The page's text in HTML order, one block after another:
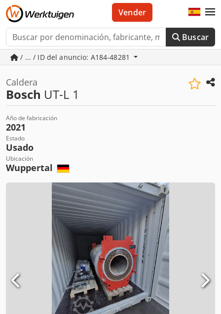
Buscar
Vender
/ ... / ID del anuncio: A184-48281
Caldera
Bosch UT-L 1
Año de fabricación
2021
Estado
Usado
Ubicación
Wuppertal